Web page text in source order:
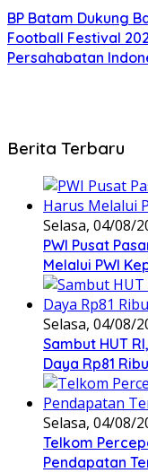
BP Batam Dukung
Football Festival
Persahabatan
Berita Terbaru
Selasa, 04/08/
PWI Pusat
Melalui PWI
Selasa, 04/08/
Sambut HUT
Daya Rp81
Selasa, 04/08/
Telkom
Pendapatan